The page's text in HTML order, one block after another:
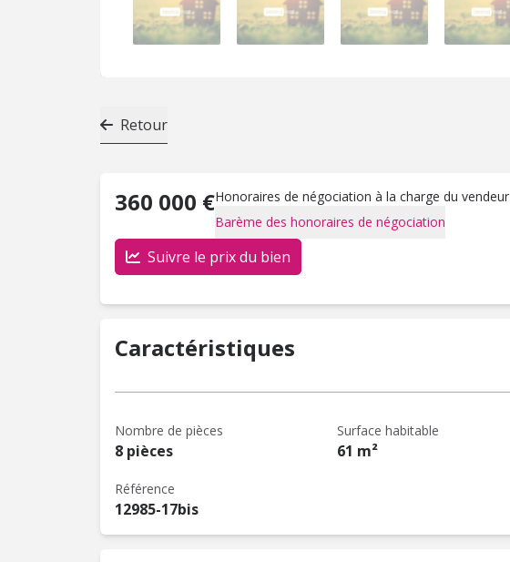
Retour
360 000 €Honoraires de négociation à la charge du vendeur
Barème des honoraires de négociation
Suivre le prix du bien
Caractéristiques
Nombre de pièces
8 pièces
Surface habitable
61 m²
Référence
12985-17bis